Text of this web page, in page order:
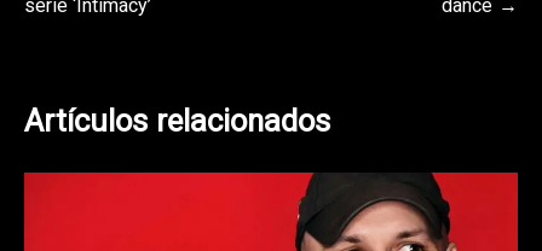
serie ‘Intimacy’ dance
Artículos relacionados